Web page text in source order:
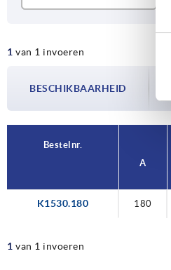
1 van 1 invoeren
BESCHIKBAARHEID
Bestelnr.
A
K1530.180 180
1 van 1 invoeren